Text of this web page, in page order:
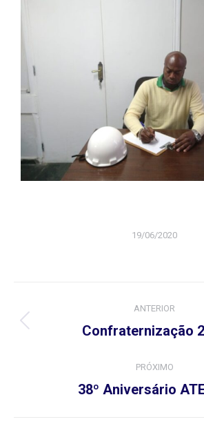
19/06/2020
do
ANTERIOR
Álbum
Confraternização
PRÓXIMO
Próximo
38º Aniversário